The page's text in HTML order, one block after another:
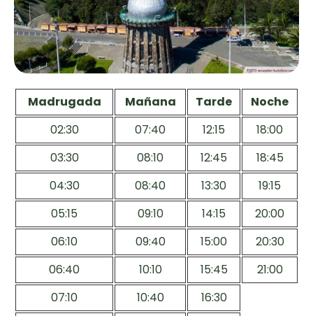
Madrugada Mañana Tarde
Noche
02:30
07:40 12:15
18:00
03:30
08:10 12:45
18:45
04:30
08:40 13:30
19:15
05:15
09:10 14:15
20:00
06:10
09:40 15:00
20:30
06:40
10:10 15:45
21:00
07:10
10:40
16:30